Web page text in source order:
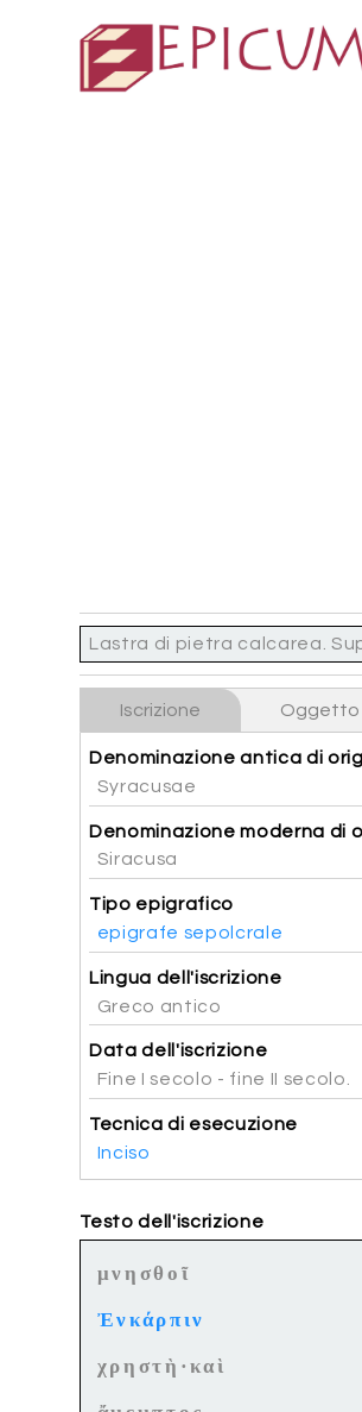
Lastra di pietra calcarea.
Iscrizione Oggetto
Denominazione antica di
Syracusae
Denominazione moderna di
Siracusa
Tipo epigrafico
epigrafe sepolcrale
Lingua dell'iscrizione
Greco antico
Data dell'iscrizione
Fine I secolo - fine II secolo.
Tecnica di esecuzione
Inciso
Testo dell'iscrizione
μνησθοῖ
Ἐνκάρπιν
χρηστὴ·καὶ